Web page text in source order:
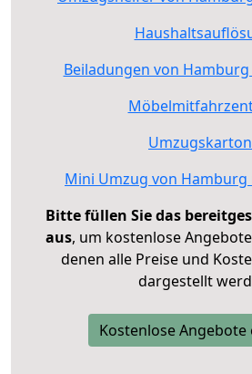
Beiladungen von
Mini Umzug von Hamburg
Bitte füllen Sie das
aus, um kostenlose
denen alle Preise und
dargestellt
Kostenlose Angebote